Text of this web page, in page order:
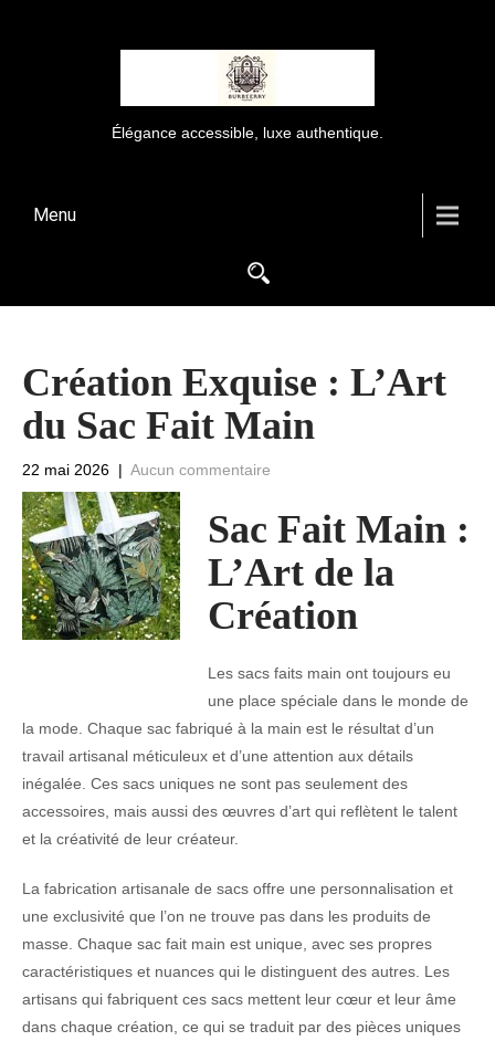
Élégance accessible, luxe authentique.
Menu
Création Exquise : L’Art
du Sac Fait Main
22 mai 2026 | Aucun commentaire
Sac Fait Main :
L’Art de la
Création
Les sacs faits main ont toujours eu
une place spéciale dans le monde de
la mode. Chaque sac fabriqué à la main est le résultat d’un
travail artisanal méticuleux et d’une attention aux détails
inégalée. Ces sacs uniques ne sont pas seulement des
accessoires, mais aussi des œuvres d’art qui reflètent le talent
et la créativité de leur créateur.
La fabrication artisanale de sacs offre une personnalisation et
une exclusivité que l’on ne trouve pas dans les produits de
masse. Chaque sac fait main est unique, avec ses propres
caractéristiques et nuances qui le distinguent des autres. Les
artisans qui fabriquent ces sacs mettent leur cœur et leur âme
dans chaque création, ce qui se traduit par des pièces uniques